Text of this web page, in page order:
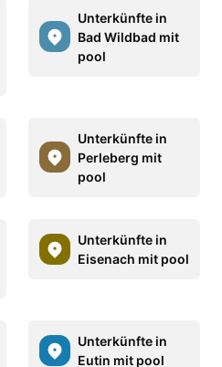
Unterkünfte in
Bad Wildbad mit
pool
Unterkünfte in
Perleberg mit
pool
Unterkünfte in
Eisenach mit pool
Unterkünfte in
Eutin mit pool